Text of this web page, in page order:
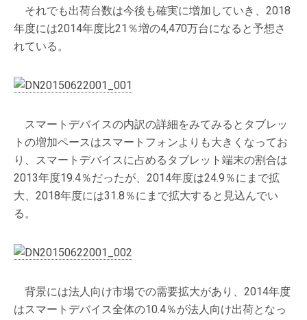
それでも出荷台数は今後も確実に増加していき、2018
年度には2014年度比21％増の4,470万台になると予想さ
れている。
スマートデバイスの内訳の詳細をみてみるとタブレッ
トの増加ペースはスマートフォンよりも大きくなってお
り、スマートデバイスに占めるタブレット端末の割合は
2013年度19.4％だったが、2014年度は24.9％にまで拡
大、2018年度には31.8％にまで拡大すると見込んでい
る。
背景には法人向け市場での需要拡大があり、2014年度
はスマートデバイス全体の10.4％が法人向け出荷となっ